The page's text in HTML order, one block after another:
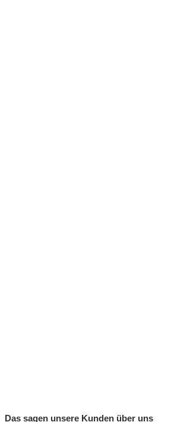
Das sagen unsere Kunden über uns